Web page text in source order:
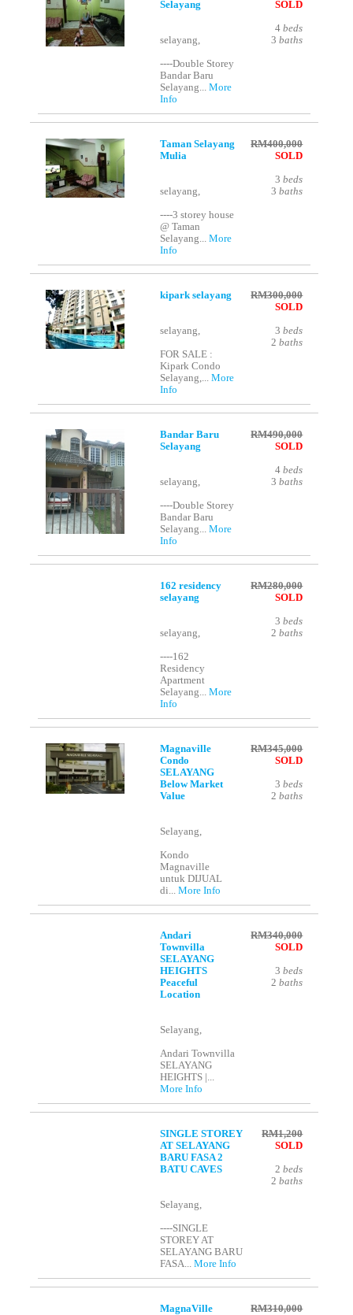
Selayang
selayang,
----Double Storey
Bandar Baru
Selayang...More
Info
SOLD
4 beds
3 baths
Taman Selayang
Mulia
selayang,
----3 storey house
@ Taman
Selayang...More
Info
RM400,000
SOLD
3 beds
3 baths
kipark selayang
selayang,
FOR SALE :
Kipark Condo
Selayang,...More
Info
RM300,000
SOLD
3 beds
2 baths
Bandar Baru
Selayang
selayang,
----Double Storey
Bandar Baru
Selayang...More
Info
RM490,000
SOLD
4 beds
3 baths
162 residency
selayang
selayang,
----162
Residency
Apartment
Selayang...More
Info
RM280,000
SOLD
3 beds
2 baths
Magnaville
Condo
SELAYANG
Below Market
Value
Selayang,
Kondo
Magnaville
untuk DIJUAL
di...More Info
RM345,000
SOLD
3 beds
2 baths
Andari
Townvilla
SELAYANG
HEIGHTS
Peaceful
Location
Selayang,
Andari Townvilla
SELAYANG
HEIGHTS |...
More Info
RM340,000
SOLD
3 beds
2 baths
SINGLE STOREY
AT SELAYANG
BARU FASA 2
BATU CAVES
Selayang,
----SINGLE
STOREY AT
SELAYANG BARU
FASA...More Info
RM1,200
SOLD
2 beds
2 baths
MagnaVille RM310,000